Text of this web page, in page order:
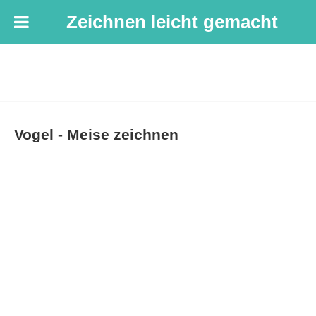
Zeichnen leicht gemacht
Vogel - Meise zeichnen